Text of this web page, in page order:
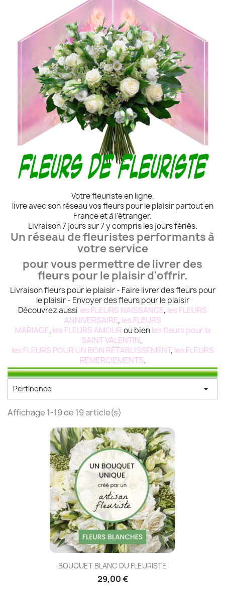
Votre fleuriste en ligne,
livre avec son réseau vos fleurs pour le plaisir partout en
France et à l'étranger.
Livraison 7 jours sur 7 y compris les jours fériés.
Un réseau de fleuristes performants à
votre service
pour vous permettre de livrer des
fleurs pour le plaisir d'offrir.
Livraison fleurs pour le plaisir - Faire livrer des fleurs pour
le plaisir - Envoyer des fleurs pour le plaisir
Découvrez aussi les FLEURS NAISSANCE, les FLEURS
ANNIVERSAIRE, les FLEURS
MARIAGE, les FLEURS AMOURou bienles fleurs pour la
SAINT VALENTIN,
les FLEURS POUR UN BON RÉTABLISSEMENT, les FLEURS
REMERCIEMENTS.
Pertinence 
Affichage 1-19 de 19 article(s)
BOUQUET BLANC DU FLEURISTE
29,00 €